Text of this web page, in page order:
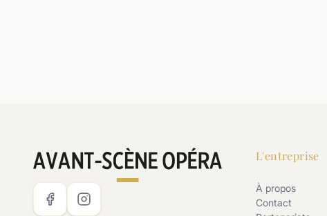
L'entreprise
À propos
Contact